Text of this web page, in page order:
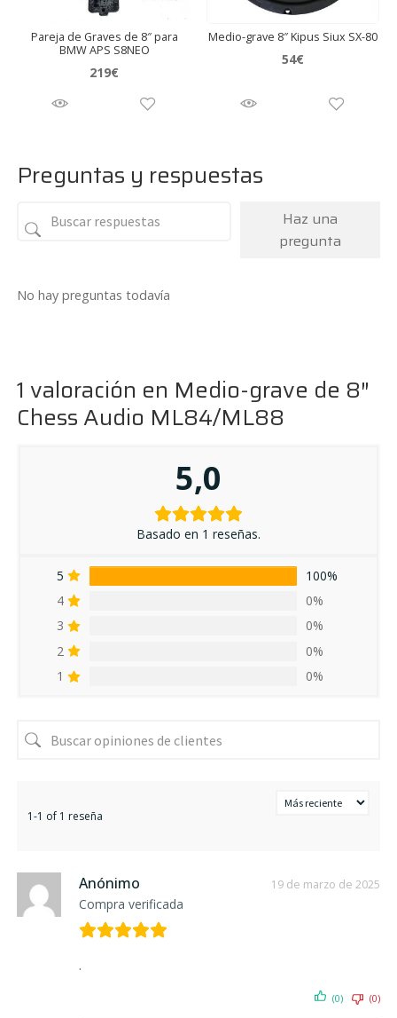
Pareja de Graves de 8″ para
BMW APS S8NEO
219€
Medio-grave 8″ Kipus Siux SX-80
54€
Preguntas y respuestas
Haz una
pregunta
No hay preguntas todavía
1 valoración en Medio-grave de 8″
Chess Audio ML84/ML88
5,0
Basado en 1 reseñas.
5
100%
4
0%
3
0%
2
0%
1
0%
1-1 of 1 reseña
Anónimo
Compra verificada
19 de marzo de 2025
.
(0) (0)